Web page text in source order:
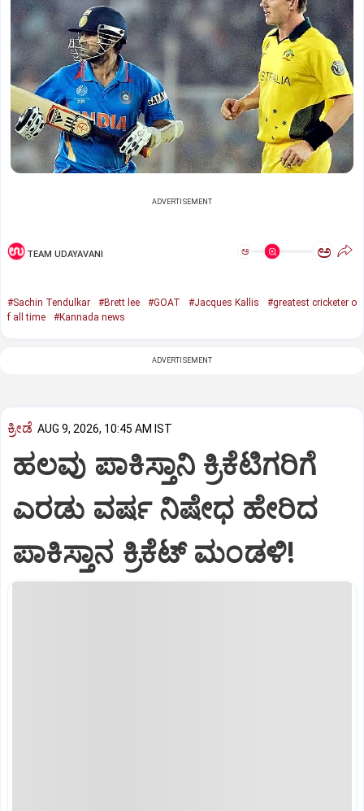
ADVERTISEMENT
TEAM UDAYAVANI ಅ ಅ
#Sachin Tendulkar #Brett lee #GOAT #Jacques Kallis
#greatest cricketer o
f all time
#Kannada news
ADVERTISEMENT
ಕ್ರೀಡೆ AUG 9, 2026, 10:45 AM IST
ಹಲವು ಪಾಕಿಸ್ತಾನಿ ಕ್ರಿಕೆಟಿಗರಿಗೆ
ಎರಡು ವರ್ಷ ನಿಷೇಧ ಹೇರಿದ
ಪಾಕಿಸ್ತಾನ ಕ್ರಿಕೆಟ್‌ ಮಂಡಳಿ!